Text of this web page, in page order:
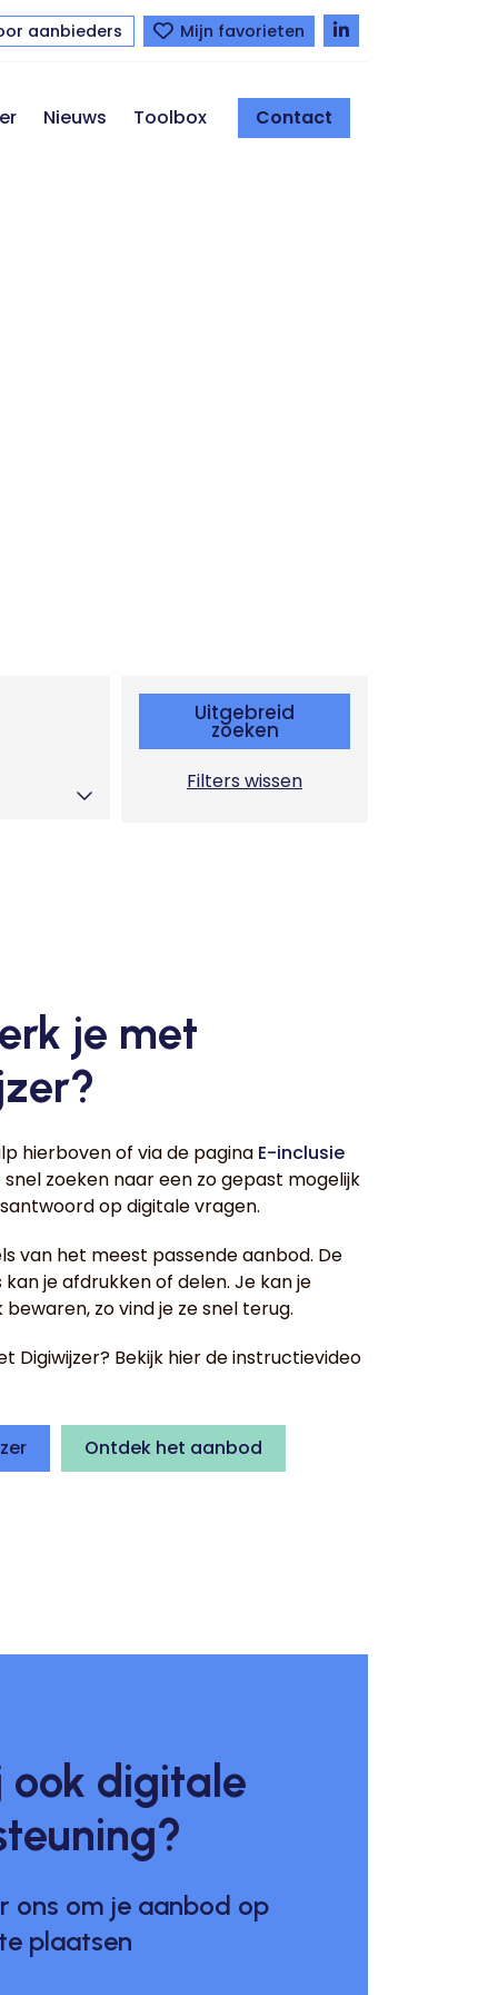
aanbieders Mijn favorieten
Nieuws Toolbox Contact
Uitgebreid
zoeken
Filters wissen
je met
hierboven of via de pagina E-inclusie
zoeken naar een zo gepast mogelijk
op digitale vragen.
van het meest passende aanbod. De
je afdrukken of delen. Je kan je
zo vind je ze snel terug.
Digiwijzer? Bekijk hier de instructievideo
Ontdek het aanbod
ook digitale
ons om je aanbod op
plaatsen